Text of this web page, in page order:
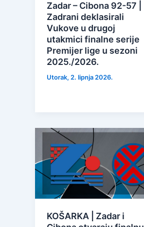
Zadar – Cibona 92-57 |
Zadrani deklasirali
Vukove u drugoj
utakmici finalne serije
Premijer lige u sezoni
2025./2026.
Utorak, 2. lipnja 2026.
KOŠARKA | Zadar i